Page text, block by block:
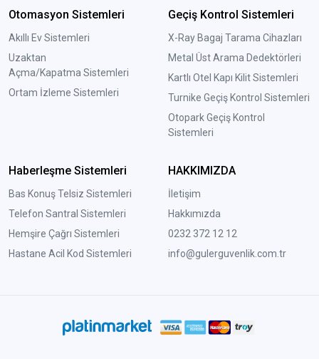
Otomasyon Sistemleri
Akıllı Ev Sistemleri
Uzaktan
Açma/Kapatma Sistemleri
Ortam İzleme Sistemleri
Geçiş Kontrol Sistemleri
X-Ray Bagaj Tarama Cihazları
Metal Üst Arama Dedektörleri
Kartlı Otel Kapı Kilit Sistemleri
Turnike Geçiş Kontrol Sistemleri
Otopark Geçiş Kontrol
Sistemleri
Haberleşme Sistemleri
Bas Konuş Telsiz Sistemleri
Telefon Santral Sistemleri
Hemşire Çağrı Sistemleri
Hastane Acil Kod Sistemleri
HAKKIMIZDA
İletişim
Hakkımızda
0232 372 12 12
info@gulerguvenlik.com.tr